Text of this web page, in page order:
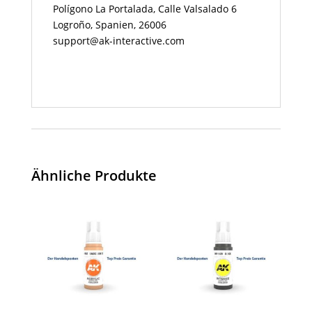
Polígono La Portalada, Calle Valsalado 6
Logroño, Spanien, 26006
support@ak-interactive.com
Ähnliche Produkte